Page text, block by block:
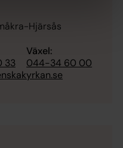
Hjärsås
33
Växel:
044-34 60 00